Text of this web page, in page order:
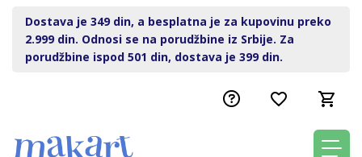
Dostava je 349 din, a besplatna je za kupovinu preko
2.999 din. Odnosi se na porudžbine iz Srbije. Za
porudžbine ispod 501 din, dostava je 399 din.